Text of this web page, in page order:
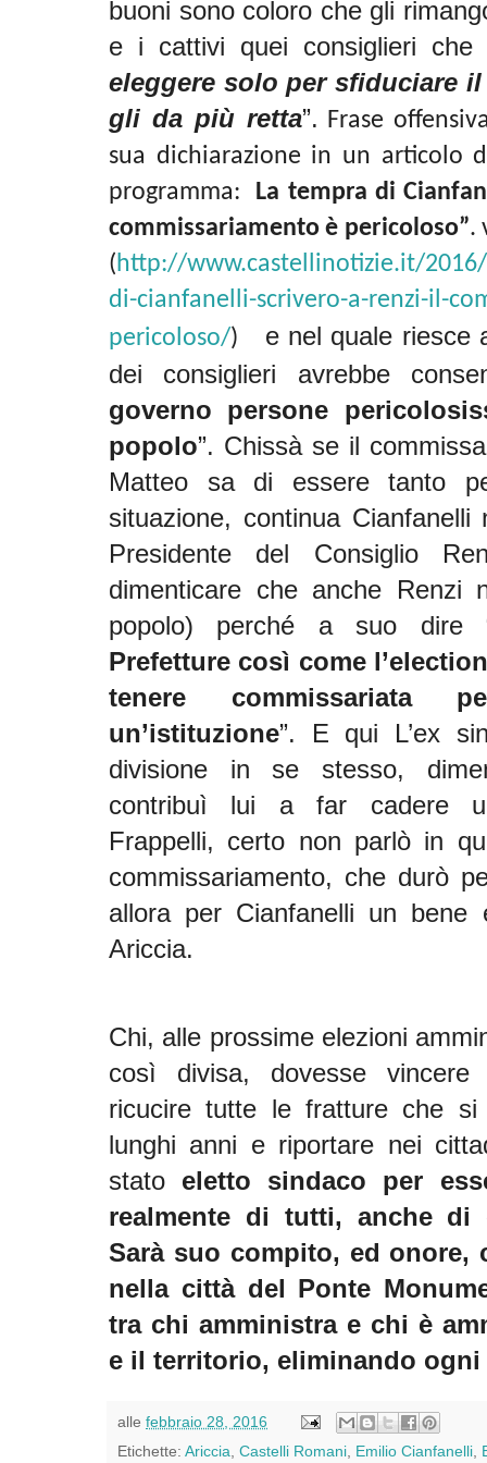
buoni sono coloro che gli
e i cattivi quei consiglieri
eleggere solo per sfiduciare
gli da più retta”. Frase
sua dichiarazione in un articolo
programma:
La tempra di
commissariamento è pericoloso”.
(http://www.castellinotizie.it/
di-cianfanelli-scrivero-a-renzi-il-
pericoloso/)
e nel quale riesce
dei consiglieri avrebbe
governo persone
popolo”. Chissà se il
Matteo sa di essere tanto
situazione, continua Cianfanelli
Presidente del Consiglio
dimenticare che anche Renzi
popolo) perché a suo dire
Prefetture così come
tenere commissariata
un’istituzione”. E qui L’ex
divisione in se stesso,
contribuì lui a far cadere
Frappelli, certo non parlò in
commissariamento, che durò
allora per Cianfanelli un
Ariccia.
Chi, alle prossime elezioni
così divisa, dovesse vincere
ricucire tutte le fratture che
lunghi anni e riportare nei
stato eletto sindaco per
realmente di tutti, anche di
Sarà suo compito, ed onore,
nella città del Ponte
tra chi amministra e chi è
e il territorio, eliminando
alle febbraio 28, 2016
Etichette: Ariccia Castelli Romani Emilio Cianfanelli